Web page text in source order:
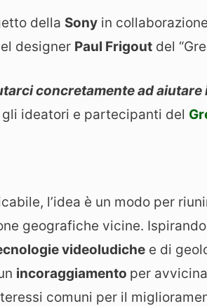
della Sony in
designer Paul Frigout del
concretamente ad aiutare
ideatori e partecipanti del
l’idea è un modo per
geografiche vicine.
videoludiche e di
incoraggiamento per
comuni per il